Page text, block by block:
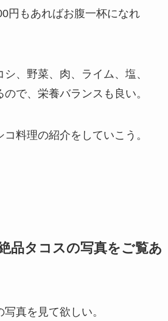
円もあればお腹一杯になれ
、野菜、肉、ライム、塩、
で、栄養バランスも良い。
料理の紹介をしていこう。
品タコスの写真をご覧あ
真を見て欲しい。